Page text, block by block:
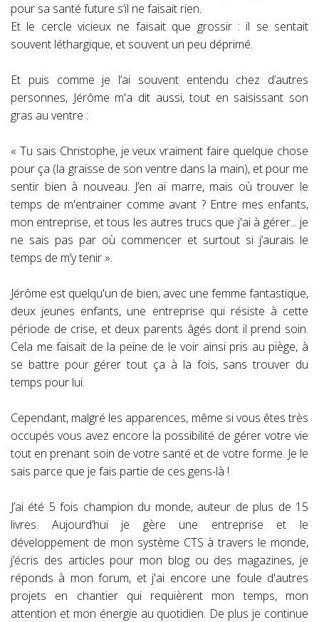
pour sa santé future s’il ne faisait rien.
Et le cercle vicieux ne faisait que grossir : il se sentait
souvent léthargique, et souvent un peu déprimé.
Et puis comme je l’ai souvent entendu chez d’autres
personnes, Jérôme m'a dit aussi, tout en saisissant son
gras au ventre :
« Tu sais Christophe, je veux vraiment faire quelque chose
pour ça (la graisse de son ventre dans la main), et pour me
sentir bien à nouveau. J’en ai marre, mais où trouver le
temps de m'entrainer comme avant ? Entre mes enfants,
mon entreprise, et tous les autres trucs que j'ai à gérer... je
ne sais pas par où commencer et surtout si j’aurais le
temps de m’y tenir ».
Jérôme est quelqu'un de bien, avec une femme fantastique,
deux jeunes enfants, une entreprise qui résiste à cette
période de crise, et deux parents âgés dont il prend soin.
Cela me faisait de la peine de le voir ainsi pris au piège, à
se battre pour gérer tout ça à la fois, sans trouver du
temps pour lui.
Cependant, malgré les apparences, même si vous êtes très
occupés vous avez encore la possibilité de gérer votre vie
tout en prenant soin de votre santé et de votre forme. Je le
sais parce que je fais partie de ces gens-là !
J’ai été 5 fois champion du monde, auteur de plus de 15
livres. Aujourd’hui je gère une entreprise et le
développement de mon système CTS à travers le monde,
j’écris des articles pour mon blog ou des magazines, je
réponds à mon forum, et j'ai encore une foule d'autres
projets en chantier qui requièrent mon temps, mon
attention et mon énergie au quotidien. De plus je continue